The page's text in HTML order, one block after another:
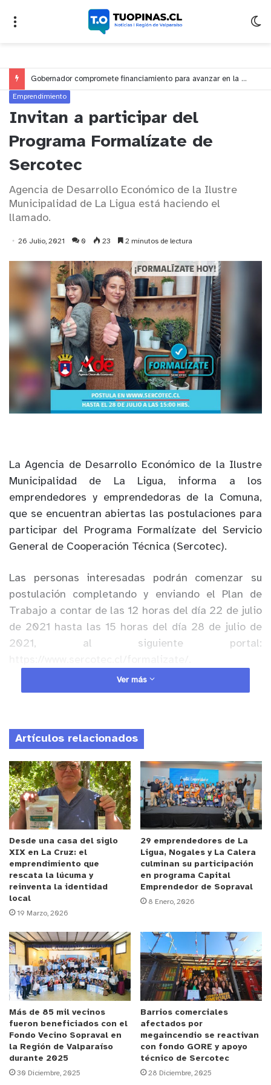
Gobernador compromete financiamiento para avanzar en la construcción del Puente Colón de Limache
Emprendimiento
Invitan a participar del
Programa Formalízate de
Sercotec
Agencia de Desarrollo Económico de la Ilustre
Municipalidad de La Ligua está haciendo el
llamado.
26 Julio, 2021 0 23 2 minutos de lectura
La Agencia de Desarrollo Económico de la Ilustre
Municipalidad de La Ligua, informa a los
emprendedores y emprendedoras de la Comuna,
que se encuentran abiertas las postulaciones para
participar del Programa Formalízate del Servicio
General de Cooperación Técnica (Sercotec).
Las personas interesadas podrán comenzar su
postulación completando y enviando el Plan de
Trabajo a contar de las 12 horas del día 22 de julio
de 2021 hasta las 15 horas del día 28 de julio de
2021, al siguiente portal:
Anuncio Patrocinado
Es un fondo concursable que apoya la
formalización y puesta en marcha de nuevos
negocios con oportunidad de participar en el
mercado. Financia un plan de trabajo destinado a
implementar un proyecto de negocio. Este plan de
trabajo incluye acciones de gestión empresarial
(acciones de marketing y gastos para
formalización de la empresa) e inversiones en
bienes necesarios para cumplir el objetivo del
proyecto.
¿Qué apoyo entrega?
actividades detalladas en el plan de trabajo. De
éste se podrá financiar:
Acciones de gestión empresarial (como acciones
de marketing y gastos relacionados a la
formalización de la nueva empresa).
Inversiones (como activos y capital de trabajo).
Cada emprendedor/a beneficiario/a deberá
financiar cualquier impuesto asociado a su
Ver más
Artículos relacionados
Desde una casa del siglo
XIX en La Cruz: el
emprendimiento que
rescata la lúcuma y
reinventa la identidad
local
19 Marzo, 2026
29 emprendedores de La
Ligua, Nogales y La Calera
culminan su participación
en programa Capital
Emprendedor de Sopraval
8 Enero, 2026
Más de 85 mil vecinos
fueron beneficiados con el
Fondo Vecino Sopraval en
la Región de Valparaíso
durante 2025
30 Diciembre, 2025
Barrios comerciales
afectados por
megaincendio se reactivan
con fondo GORE y apoyo
técnico de Sercotec
28 Diciembre, 2025